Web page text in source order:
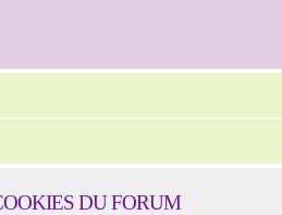
DU FORUM